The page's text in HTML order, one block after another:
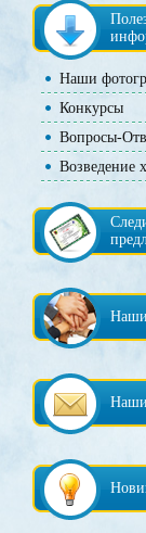
Наши
Конкурсы
Вопросы-
Возведение
Наши